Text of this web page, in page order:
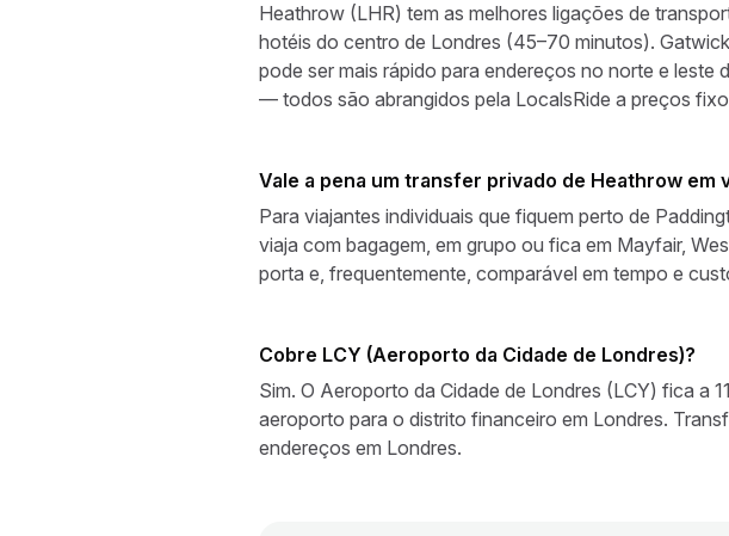
Heathrow (LHR) tem as melhores ligações de
hotéis do centro de Londres (45–70 minutos).
pode ser mais rápido para endereços no norte e
— todos são abrangidos pela LocalsRide a preços
Vale a pena um transfer privado de Heathrow em
Para viajantes individuais que fiquem perto de
viaja com bagagem, em grupo ou fica em Mayfair,
porta e, frequentemente, comparável em tempo e
Cobre LCY (Aeroporto da Cidade de Londres)?
Sim. O Aeroporto da Cidade de Londres (LCY) fica a
aeroporto para o distrito financeiro em Londres.
endereços em Londres.